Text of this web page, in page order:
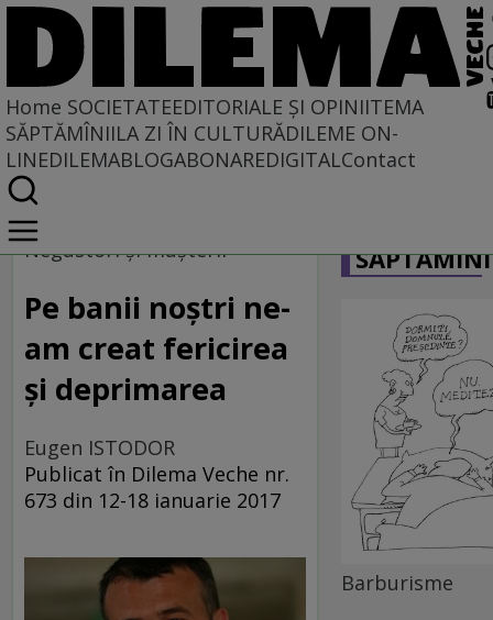
Home SOCIETATEEDITORIALE ȘI OPINIITEMA
SĂPTĂMÎNIILA ZI ÎN CULTURĂDILEME ON-
LINEDILEMABLOGABONAREDIGITALContact
Home
Societate
Negustori şi muşterii
Pe banii noştri ne-
am creat fericirea
şi deprimarea
Eugen ISTODOR
Publicat în Dilema Veche nr.
673 din 12-18 ianuarie 2017
Barburisme